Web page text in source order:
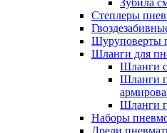
Зубила
Степлеры
Шуруповерты
Шланги для
Шланги
Шланги
Шланги
Наборы
Дрели